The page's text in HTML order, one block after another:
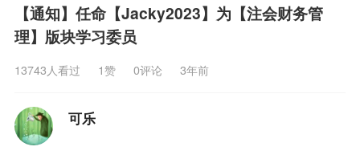
【通知】任命【Jacky2023】为【注会财务管
理】版块学习委员
13743人看过 1赞 0评论 3年前
可乐